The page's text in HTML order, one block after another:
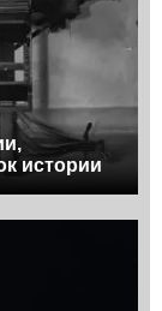
истории